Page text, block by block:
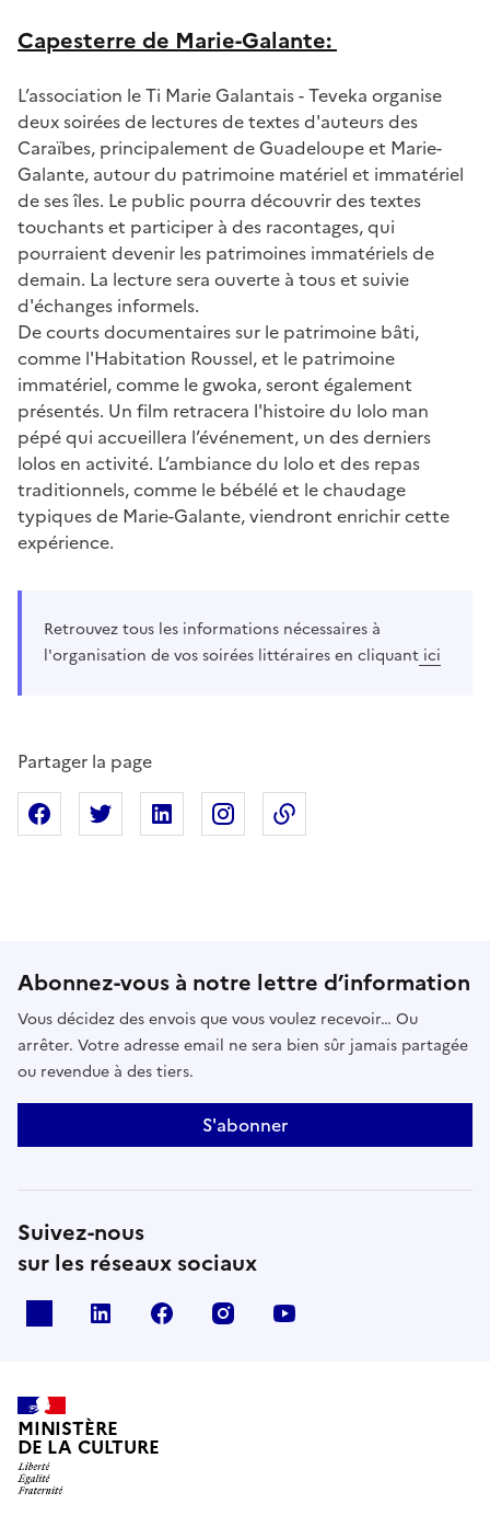
Capesterre de Marie-Galante:
L’association le Ti Marie Galantais - Teveka organise
deux soirées de lectures de textes d'auteurs des
Caraïbes, principalement de Guadeloupe et Marie-
Galante, autour du patrimoine matériel et immatériel
de ses îles. Le public pourra découvrir des textes
touchants et participer à des racontages, qui
pourraient devenir les patrimoines immatériels de
demain. La lecture sera ouverte à tous et suivie
d'échanges informels.
De courts documentaires sur le patrimoine bâti,
comme l'Habitation Roussel, et le patrimoine
immatériel, comme le gwoka, seront également
présentés. Un film retracera l'histoire du lolo man
pépé qui accueillera l’événement, un des derniers
lolos en activité. L’ambiance du lolo et des repas
traditionnels, comme le bébélé et le chaudage
typiques de Marie-Galante, viendront enrichir cette
expérience.
Retrouvez tous les informations nécessaires à
l'organisation de vos soirées littéraires en cliquant ici
Partager la page
Partager sur Facebook
Partager sur XPartager sur Linkedin
Partager sur Instagram
Abonnez-vous à notre lettre d’information
Vous décidez des envois que vous voulez recevoir… Ou
arrêter. Votre adresse email ne sera bien sûr jamais partagée
ou revendue à des tiers.
S'abonner
Suivez-nous
sur les réseaux sociaux
linkedin facebook instagram
MINISTÈRE
DE LA CULTURE